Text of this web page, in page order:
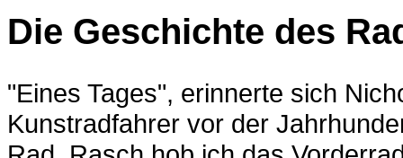
Die Geschichte des
"Eines Tages", erinnerte sich
Kunstradfahrer vor der